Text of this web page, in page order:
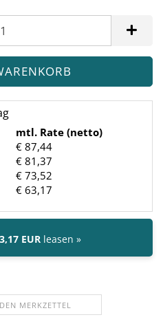
mtl. Rate (netto)
€ 87,44
€ 81,37
€ 73,52
€ 63,17
EUR leasen »
MERKZETTEL